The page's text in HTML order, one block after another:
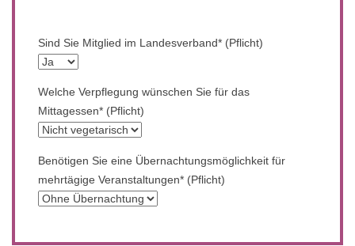
Sind Sie Mitglied im Landesverband* (Pflicht)
Welche Verpflegung wünschen Sie für das
Mittagessen* (Pflicht)
Benötigen Sie eine Übernachtungsmöglichkeit für
mehrtägige Veranstaltungen* (Pflicht)